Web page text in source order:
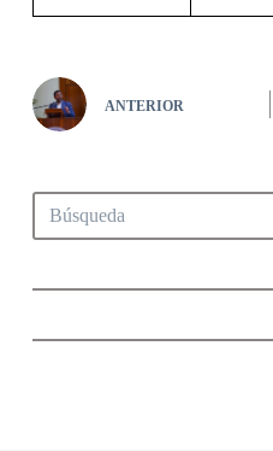
ANTERIOR
Buscar